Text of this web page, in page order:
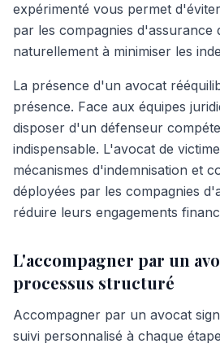
expérimenté vous permet
par les compagnies d'assurance
naturellement à minimiser les
La présence d'un avocat
présence. Face aux équipes
disposer d'un défenseur
indispensable. L'avocat de
mécanismes d'indemnisation et
déployées par les compagnies
réduire leurs engagements
L'accompagner par un
processus structuré
Accompagner par un avocat
suivi personnalisé à chaque